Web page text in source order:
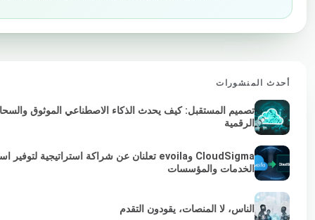
أحدث المنشورات
تصميم المستقبل: كيف يحدث الذكاء الاصطناعي الموثوق
الرقمية
الخدمات والمؤسسات
الناس، لا المنصات، يقودون التقدم